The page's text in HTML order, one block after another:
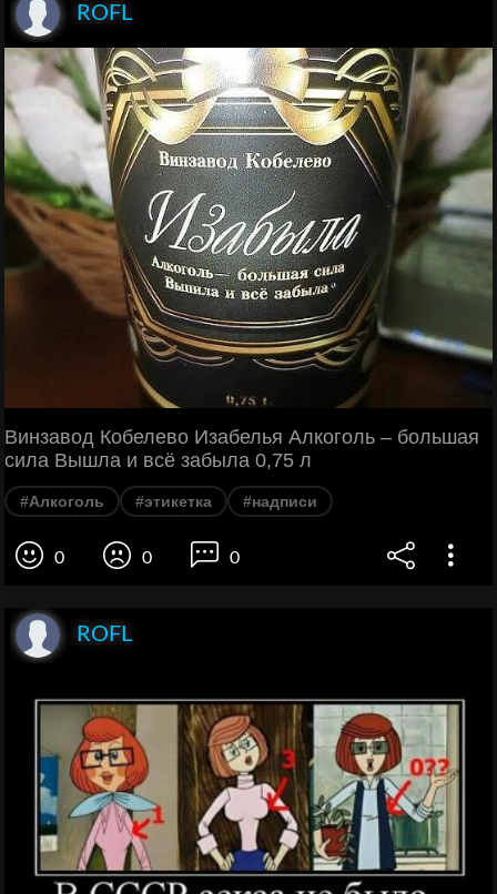
ROFL
Винзавод Кобелево Изабелья Алкоголь – большая
сила Вышла и всё забыла 0,75 л
#Алкоголь #этикетка #надписи
0 0 0
ROFL